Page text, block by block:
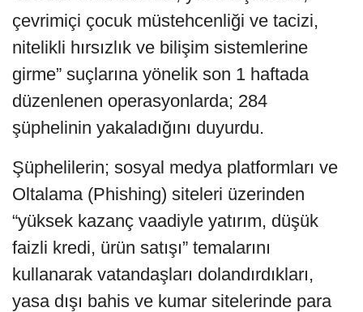
çevrimiçi çocuk müstehcenliği ve tacizi,
nitelikli hırsızlık ve bilişim sistemlerine
girme” suçlarına yönelik son 1 haftada
düzenlenen operasyonlarda; 284
şüphelinin yakaladığını duyurdu.
Şüphelilerin; sosyal medya platformları ve
Oltalama (Phishing) siteleri üzerinden
“yüksek kazanç vaadiyle yatırım, düşük
faizli kredi, ürün satışı” temalarını
kullanarak vatandaşları dolandırdıkları,
yasa dışı bahis ve kumar sitelerinde para